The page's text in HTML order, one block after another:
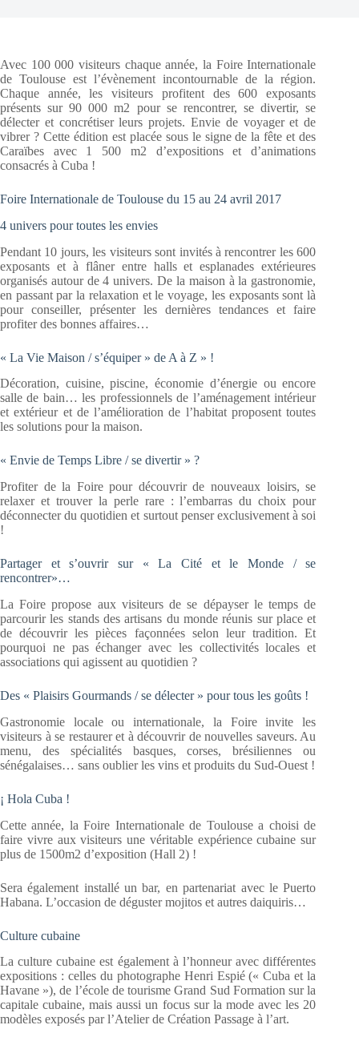
Avec 100 000 visiteurs chaque année, la Foire Internationale
de Toulouse est l’évènement incontournable de la région.
Chaque année, les visiteurs profitent des 600 exposants
présents sur 90 000 m2 pour se rencontrer, se divertir, se
délecter et concrétiser leurs projets. Envie de voyager et de
vibrer ? Cette édition est placée sous le signe de la fête et des
Caraïbes avec 1 500 m2 d’expositions et d’animations
consacrés à Cuba !
Foire Internationale de Toulouse du 15 au 24 avril 2017
4 univers pour toutes les envies
Pendant 10 jours, les visiteurs sont invités à rencontrer les 600
exposants et à flâner entre halls et esplanades extérieures
organisés autour de 4 univers. De la maison à la gastronomie,
en passant par la relaxation et le voyage, les exposants sont là
pour conseiller, présenter les dernières tendances et faire
profiter des bonnes affaires…
« La Vie Maison / s’équiper » de A à Z » !
Décoration, cuisine, piscine, économie d’énergie ou encore
salle de bain… les professionnels de l’aménagement intérieur
et extérieur et de l’amélioration de l’habitat proposent toutes
les solutions pour la maison.
« Envie de Temps Libre / se divertir » ?
Profiter de la Foire pour découvrir de nouveaux loisirs, se
relaxer et trouver la perle rare : l’embarras du choix pour
déconnecter du quotidien et surtout penser exclusivement à soi
!
Partager et s’ouvrir sur « La Cité et le Monde / se
rencontrer»…
La Foire propose aux visiteurs de se dépayser le temps de
parcourir les stands des artisans du monde réunis sur place et
de découvrir les pièces façonnées selon leur tradition. Et
pourquoi ne pas échanger avec les collectivités locales et
associations qui agissent au quotidien ?
Des « Plaisirs Gourmands / se délecter » pour tous les goûts !
Gastronomie locale ou internationale, la Foire invite les
visiteurs à se restaurer et à découvrir de nouvelles saveurs. Au
menu, des spécialités basques, corses, brésiliennes ou
sénégalaises… sans oublier les vins et produits du Sud-Ouest !
¡ Hola Cuba !
Cette année, la Foire Internationale de Toulouse a choisi de
faire vivre aux visiteurs une véritable expérience cubaine sur
plus de 1500m2 d’exposition (Hall 2) !
Sera également installé un bar, en partenariat avec le Puerto
Habana. L’occasion de déguster mojitos et autres daiquiris…
Culture cubaine
La culture cubaine est également à l’honneur avec différentes
expositions : celles du photographe Henri Espié (« Cuba et la
Havane »), de l’école de tourisme Grand Sud Formation sur la
capitale cubaine, mais aussi un focus sur la mode avec les 20
modèles exposés par l’Atelier de Création Passage à l’art.